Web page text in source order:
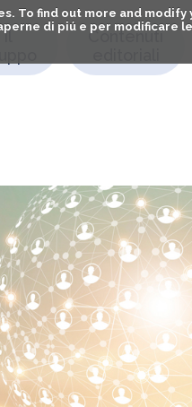
To find out more and
di piú e per modificare
Il
Contenuti